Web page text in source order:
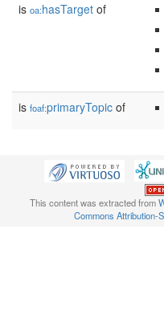
is oa:hasTarget of
is foaf:primaryTopic of
This content was extracted from
Commons Attribution-